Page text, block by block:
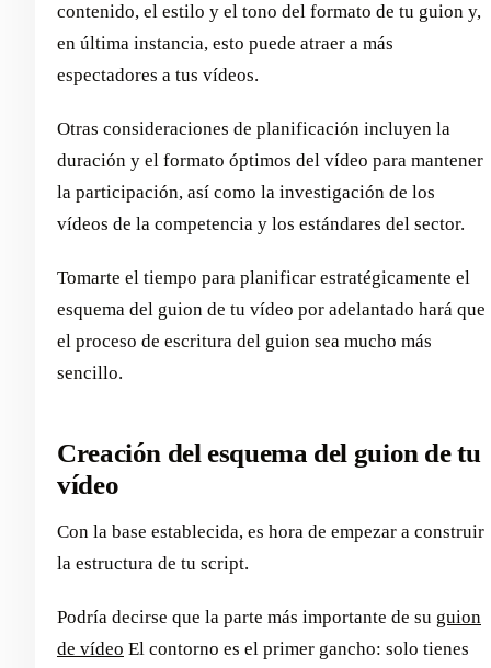
contenido, el estilo y el tono del formato de tu guion y,
en última instancia, esto puede atraer a más
espectadores a tus vídeos.
Otras consideraciones de planificación incluyen la
duración y el formato óptimos del vídeo para mantener
la participación, así como la investigación de los
vídeos de la competencia y los estándares del sector.
Tomarte el tiempo para planificar estratégicamente el
esquema del guion de tu vídeo por adelantado hará que
el proceso de escritura del guion sea mucho más
sencillo.
Creación del esquema del guion de tu
vídeo
Con la base establecida, es hora de empezar a construir
la estructura de tu script.
Podría decirse que la parte más importante de su guion
de vídeo El contorno es el primer gancho: solo tienes